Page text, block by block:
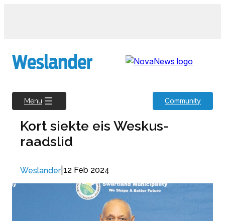
Menu Community
Kort siekte eis Weskus-
raadslid
Weslander| 12 Feb 2024